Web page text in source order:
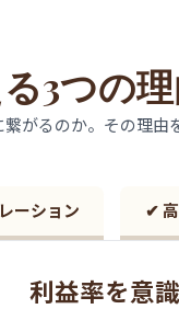
3つの
がるのか。その理由
ーション ✔
利益率を意